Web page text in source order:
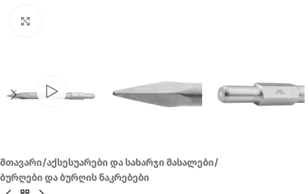
მთავარი/აქსესუარები და სახარჯი მასალები/
ბურღები და ბურღის ნაკრებები